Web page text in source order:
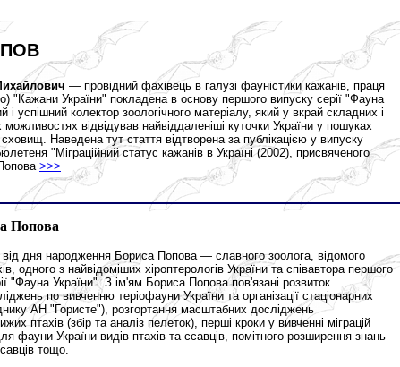
— провідний фахівець в галузі фауністики кажанів, праця
"Кажани України" покладена в основу першого випуску серії "Фауна
і успішний колектор зоологічного матеріалу, який у вкрай складних і
відвідував найвіддаленіші куточки України у пошуках
сховищ. Наведена тут стаття відтворена за публікацією у випуску
"Міграційний статус кажанів в Україні (2002), присвяченого
>>>
Попова
дня народження Бориса Попова — славного зоолога, відомого
одного з найвідоміших хіроптерологів України та співавтора першого
"Фауна України". З ім'ям Бориса Попова пов'язані розвиток
по вивченню теріофауни України та організації стаціонарних
АН "Гористе"), розгортання масштабних досліджень
птахів (збір та аналіз пелеток), перші кроки у вивченні міграцій
фауни України видів птахів та ссавців, помітного розширення знань
тощо.